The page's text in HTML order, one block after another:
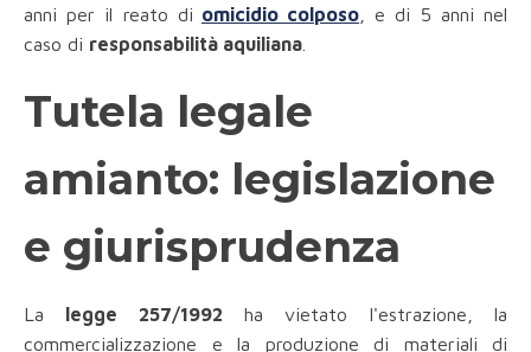
anni per il reato di omicidio colposo , e di 5 anni nel
caso di responsabilità aquiliana
Tutela legale
amianto: legislazione
e giurisprudenza
La legge 257/1992 ha vietato l'estrazione, la
commercializzazione e la produzione di materiali di